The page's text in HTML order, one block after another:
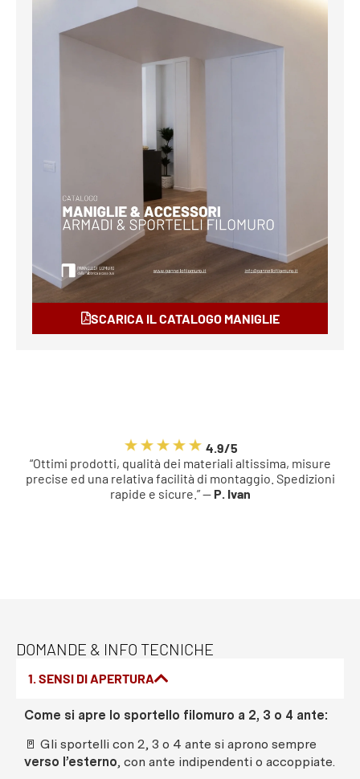
SCARICA IL CATALOGO MANIGLIE
4.9/5
“Ottimi prodotti, qualità dei materiali altissima, misure
precise ed una relativa facilità di montaggio. Spedizioni
rapide e sicure.” — P. Ivan
DOMANDE & INFO TECNICHE
1. SENSI DI APERTURA
Come si apre lo sportello filomuro a 2, 3 o 4 ante:
🚪 Gli sportelli con 2, 3 o 4 ante si aprono sempre
verso l’esterno, con ante indipendenti o accoppiate.